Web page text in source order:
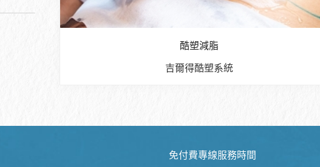
酷塑減脂
吉爾得酷塑系統
免付費專線服務時間